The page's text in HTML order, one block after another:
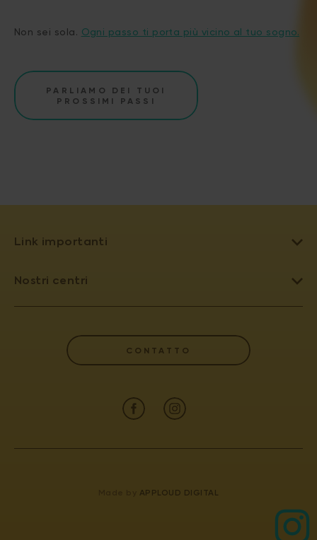
Non sei sola. Ogni passo ti porta più vicino al tuo sogno.
PARLIAMO DEI TUOI
PROSSIMI PASSI
Link importanti
INSEMINAZIONE ARTIFICIALE
CERTIFICATI E RELAZIONI ANNUALI
CONTATTO
Nostri centri
PRAGA 4 - PRONATAL SANATORIUM
PRAGA 6 - PRONATAL PLUS
KOLÍN - PRONATAL KOLÍN
CONTATTO
APPLOUD DIGITAL